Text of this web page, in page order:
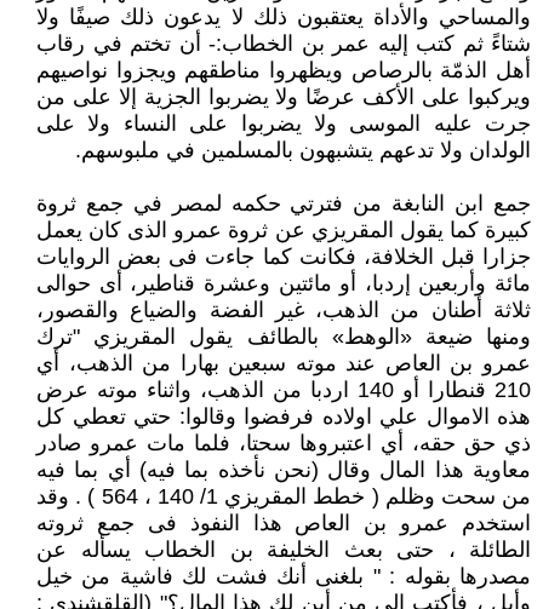
والمساحي والأداة يعتقبون ذلك لا يدعون ذلك صيفًا ولا
شتاءً ثم كتب إليه عمر بن الخطاب‏:‏- أن تختم في رقاب
أهل الذمّة بالرصاص ويظهروا مناطقهم ويجزوا نواصيهم
ويركبوا على الأكف عرضًا ولا يضربوا الجزية إلا على من
جرت عليه الموسى ولا يضربوا على النساء ولا على
الولدان ولا تدعهم يتشبهون بالمسلمين في ملبوسهم‏.‏
جمع ابن النابغة من فترتي حكمه لمصر في جمع ثروة
كبيرة كما يقول المقريزي عن ثروة عمرو الذى كان يعمل
جزارا قبل الخلافة، فكانت كما جاءت فى بعض الروايات
مائة وأربعين إردبا، أو مائتين وعشرة قناطير، أى حوالى
ثلاثة أطنان من الذهب، غير الفضة والضياع والقصور،
ومنها ضيعة «الوهط» بالطائف يقول المقريزي "ترك
عمرو بن العاص عند موته سبعين بهارا من الذهب، أي
210 قنطارا أو 140 اردبا من الذهب، واثناء موته عرض
هذه الاموال علي اولاده فرفضوا وقالوا: حتي تعطي كل
ذي حق حقه، أي اعتبروها سحتا، فلما مات عمرو صادر
معاوية هذا المال وقال (نحن نأخذه بما فيه) أي بما فيه
من سحت وظلم ( خطط المقريزي 1/ 140 ، 564 ) . وقد
استخدم عمرو بن العاص هذا النفوذ فى جمع ثروته
الطائلة ، حتى بعث الخليفة بن الخطاب يسأله عن
مصدرها بقوله : " بلغنى أنك فشت لك فاشية من خيل
وأبل ، فأكتب إلى من أين لك هذا المال؟" (القلقشندى :